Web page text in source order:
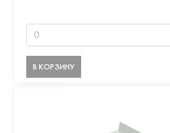
В КОРЗИНУ